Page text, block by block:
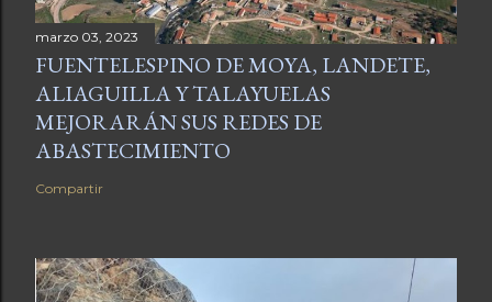
marzo 03, 2023
FUENTELESPINO DE MOYA, LANDETE,
ALIAGUILLA Y TALAYUELAS
MEJORARÁN SUS REDES DE
ABASTECIMIENTO
Compartir